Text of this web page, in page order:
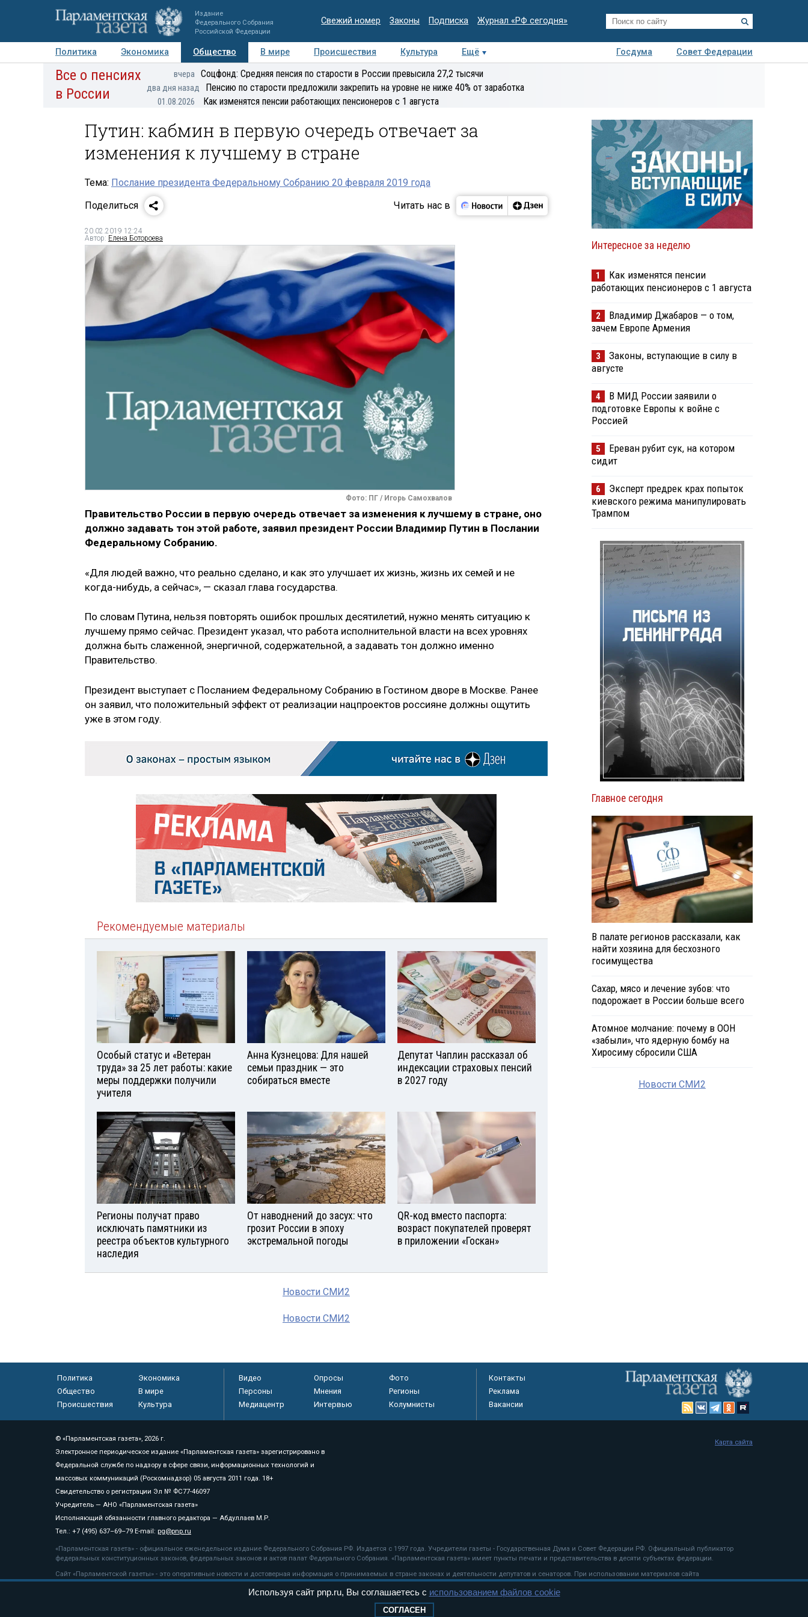
Издание
Федерального Собрания
Российской Федерации
Свежий номер Законы Подписка Журнал «РФ сегодня»
Политика Экономика Общество В мире Происшествия Культура Ещё Госдума
Совет Федерации
Авторы Персоны Мнения Регионы Медиацентр Интервью Колумнисты
экспертиза
Все о пенсиях
в России
вчера Соцфонд: Средняя пенсия по старости в России превысила 27,2 тысячи
два дня назад Пенсию по старости предложили закрепить на уровне не ниже 40% от заработка
01.08.2026 Как изменятся пенсии работающих пенсионеров с 1 августа
Путин: кабмин в первую очередь отвечает за
изменения к лучшему в стране
Тема: Послание президента Федеральному Собранию 20 февраля 2019 года
Поделиться
Читать нас в
20.02.2019 12:24
Автор: Елена Ботороева
Фото: ПГ / Игорь Самохвалов
Правительство России в первую очередь отвечает за изменения к лучшему в стране, оно
должно задавать тон этой работе, заявил президент России Владимир Путин в Послании
Федеральному Собранию.
«Для людей важно, что реально сделано, и как это улучшает их жизнь, жизнь их семей и не
когда-нибудь, а сейчас», — сказал глава государства.
По словам Путина, нельзя повторять ошибок прошлых десятилетий, нужно менять ситуацию к
лучшему прямо сейчас. Президент указал, что работа исполнительной власти на всех уровнях
должна быть слаженной, энергичной, содержательной, а задавать тон должно именно
Правительство.
Президент выступает с Посланием Федеральному Собранию в Гостином дворе в Москве. Ранее
он заявил, что положительный эффект от реализации нацпроектов россияне должны ощутить
уже в этом году.
Рекомендуемые материалы
Особый статус и «Ветеран
труда» за 25 лет работы: какие
меры поддержки получили
учителя
Анна Кузнецова: Для нашей
семьи праздник — это
собираться вместе
Депутат Чаплин рассказал об
индексации страховых пенсий
в 2027 году
Регионы получат право
исключать памятники из
реестра объектов культурного
наследия
От наводнений до засух: что
грозит России в эпоху
экстремальной погоды
QR-код вместо паспорта:
возраст покупателей проверят
в приложении «Госкан»
Новости СМИ2
Новости СМИ2
Интересное за неделю
1
Как изменятся пенсии
работающих пенсионеров с 1 августа
2
Владимир Джабаров — о том,
зачем Европе Армения
3
Законы, вступающие в силу в
августе
4
В МИД России заявили о
подготовке Европы к войне с
Россией
5
Ереван рубит сук, на котором
сидит
6
Эксперт предрек крах попыток
киевского режима манипулировать
Трампом
Главное сегодня
В палате регионов рассказали, как
найти хозяина для бесхозного
госимущества
Сахар, мясо и лечение зубов: что
подорожает в России больше всего
Атомное молчание: почему в ООН
«забыли», что ядерную бомбу на
Хиросиму сбросили США
Новости СМИ2
Политика
Экономика
Общество
В мире
Происшествия
Культура
Видео Опросы
Фото
Персоны
Мнения
Регионы
Медиацентр
Интервью Колумнисты
Контакты
Реклама
Вакансии
© «Парламентская газета», 2026 г.
Электронное периодическое издание «Парламентская газета» зарегистрировано в
Федеральной службе по надзору в сфере связи, информационных технологий и
массовых коммуникаций (Роскомнадзор) 05 августа 2011 года. 18+
Свидетельство о регистрации Эл № ФС77-46097
Учредитель — АНО «Парламентская газета»
Исполняющий обязанности главного редактора — Абдуллаев М.Р.
Тел.: +7 (495) 637–69–79 E-mail: pg@pnp.ru
«Парламентская газета» - официальное еженедельное издание Федерального Собрания РФ. Издается с 1997 года. Учредители газеты - Государственная Дума и Совет Федерации РФ. Официальный публикатор
федеральных конституционных законов, федеральных законов и актов палат Федерального Собрания. «Парламентская газета» имеет пункты печати и представительства в десяти субъектах федерации.
Сайт «Парламентской газеты» - это оперативные новости и достоверная информация о принимаемых в стране законах и деятельности депутатов и сенаторов. При использовании материалов сайта
«Парламентской газеты» активная ссылка на pnp.ru обязательна.
рекомендательные технологии
Карта сайта
Используя сайт pnp.ru, Вы соглашаетесь с использованием файлов cookie
СОГЛАСЕН